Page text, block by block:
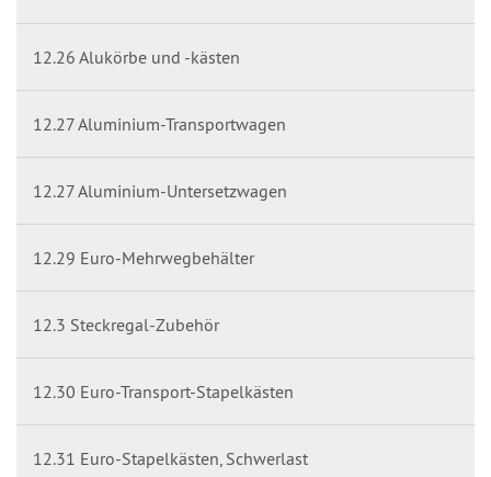
12.26 Alukörbe und -kästen
12.27 Aluminium-Transportwagen
12.27 Aluminium-Untersetzwagen
12.29 Euro-Mehrwegbehälter
12.3 Steckregal-Zubehör
12.30 Euro-Transport-Stapelkästen
12.31 Euro-Stapelkästen, Schwerlast